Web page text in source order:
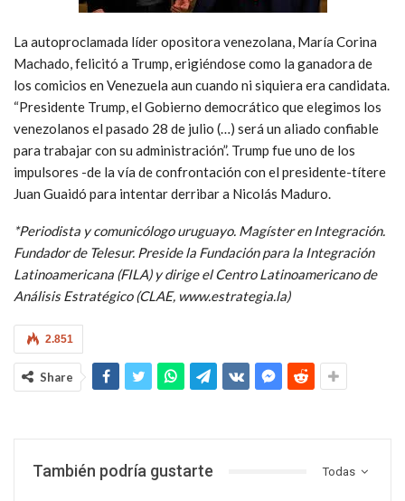
La autoproclamada líder opositora venezolana, María Corina
Machado, felicitó a Trump, erigiéndose como la ganadora de
los comicios en Venezuela aun cuando ni siquiera era candidata.
“Presidente Trump, el Gobierno democrático que elegimos los
venezolanos el pasado 28 de julio (…) será un aliado confiable
para trabajar con su administración”. Trump fue uno de los
impulsores -de la vía de confrontación con el presidente-títere
Juan Guaidó para intentar derribar a Nicolás Maduro.
*Periodista y comunicólogo uruguayo. Magíster en Integración.
Fundador de Telesur. Preside la Fundación para la Integración
Latinoamericana (FILA) y dirige el Centro Latinoamericano de
Análisis Estratégico (CLAE, www.estrategia.la)
2.851
Share
Todas
También podría gustarte